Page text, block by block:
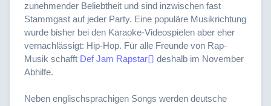
zunehmender Beliebtheit und sind inzwischen fast
Stammgast auf jeder Party. Eine populäre Musikrichtung
wurde bisher bei den Karaoke-Videospielen aber eher
vernachlässigt: Hip-Hop. Für alle Freunde von Rap-
Musik schafft Def Jam Rapstar
deshalb im November
Abhilfe.
Neben englischsprachigen Songs werden deutsche